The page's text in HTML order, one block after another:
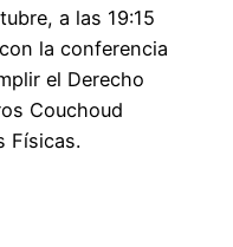
a las 19:15
la conferencia
el Derecho
Couchoud
Físicas.